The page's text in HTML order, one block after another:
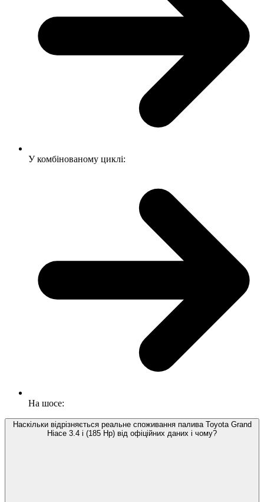
У комбінованому циклі:
На шосе:
Наскільки відрізняється реальне споживання палива Toyota Grand
Hiace 3.4 i (185 Hp) від офіційних даних і чому?